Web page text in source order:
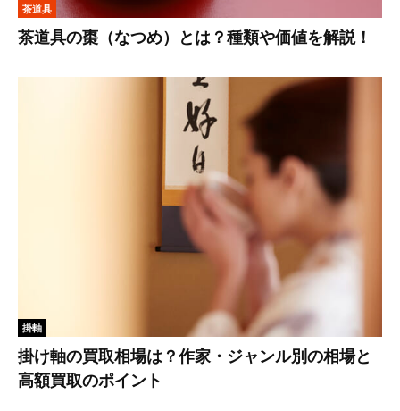
茶道具
茶道具の棗（なつめ）とは？種類や価値を解説！
掛軸
掛け軸の買取相場は？作家・ジャンル別の相場と
高額買取のポイント